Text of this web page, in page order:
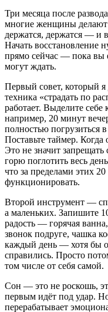
Три месяца после
многие женщины делают
держатся, держатся — и
Начать восстановление
прямо сейчас — пока вы
могут ждать.
Первый совет, который
техника «страдать по
работает. Выделите
например, 20 минут
полностью погрузиться в
Поставьте таймер.
Это не значит запрещать
горю поглотить весь
что за пределами этих
функционировать.
Второй инструмент —
а маленьких. Запишите
радость — горячая
звонок подруге, чашка
каждый день — хотя бы
справились. Просто
том числе от себя самой.
Сон — это не роскошь,
первым идёт под удар.
перерабатывает